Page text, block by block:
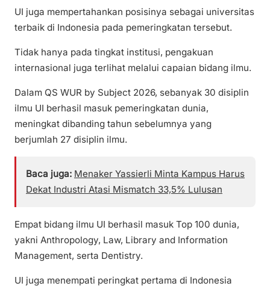
UI juga mempertahankan posisinya sebagai universitas
terbaik di Indonesia pada pemeringkatan tersebut.
Tidak hanya pada tingkat institusi, pengakuan
internasional juga terlihat melalui capaian bidang ilmu.
Dalam QS WUR by Subject 2026, sebanyak 30 disiplin
ilmu UI berhasil masuk pemeringkatan dunia,
meningkat dibanding tahun sebelumnya yang
berjumlah 27 disiplin ilmu.
Baca juga: Menaker Yassierli Minta Kampus Harus
Dekat Industri Atasi Mismatch 33,5% Lulusan
Empat bidang ilmu UI berhasil masuk Top 100 dunia,
yakni Anthropology, Law, Library and Information
Management, serta Dentistry.
UI juga menempati peringkat pertama di Indonesia